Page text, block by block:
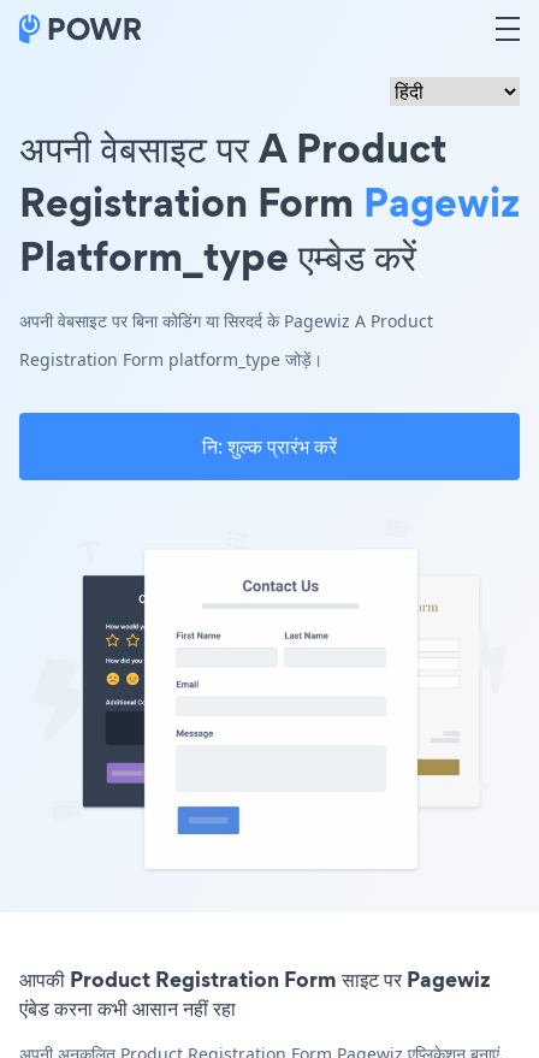
अपनी वेबसाइट पर A Product
Registration Form Pagewiz
Platform_type एम्बेड करें
अपनी वेबसाइट पर बिना कोडिंग या सिरदर्द के Pagewiz A Product
Registration Form platform_type जोड़ें।
नि: शुल्क प्रारंभ करें
आपकी Product Registration Form साइट पर Pagewiz
एंबेड करना कभी आसान नहीं रहा
अपनी अनुकूलित Product Registration Form Pagewiz एप्लिकेशन बनाएं,